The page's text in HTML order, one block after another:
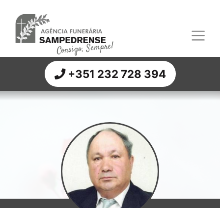
Consigo, Sempre!
+351 232 728 394